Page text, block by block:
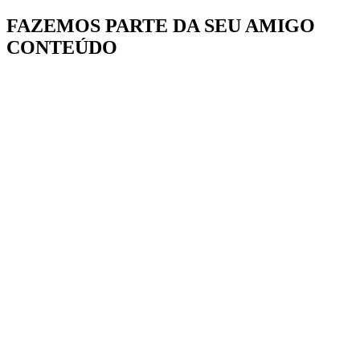
FAZEMOS PARTE DA SEU AMIGO
CONTEÚDO